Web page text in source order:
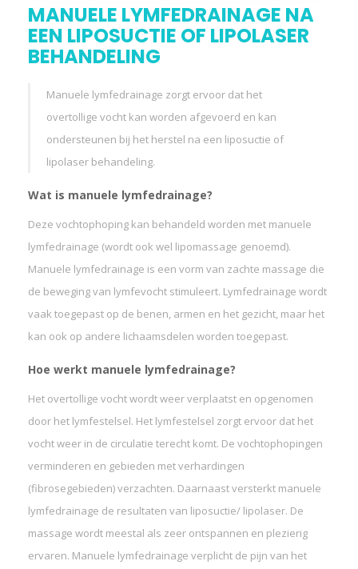
MANUELE LYMFEDRAINAGE NA
EEN LIPOSUCTIE OF LIPOLASER
BEHANDELING
Manuele lymfedrainage zorgt ervoor dat het
overtollige vocht kan worden afgevoerd en kan
ondersteunen bij het herstel na een liposuctie of
lipolaser behandeling.
Wat is manuele lymfedrainage?
Deze vochtophoping kan behandeld worden met manuele
lymfedrainage (wordt ook wel lipomassage genoemd).
Manuele lymfedrainage is een vorm van zachte massage die
de beweging van lymfevocht stimuleert. Lymfedrainage wordt
vaak toegepast op de benen, armen en het gezicht, maar het
kan ook op andere lichaamsdelen worden toegepast.
Hoe werkt manuele lymfedrainage?
Het overtollige vocht wordt weer verplaatst en opgenomen
door het lymfestelsel. Het lymfestelsel zorgt ervoor dat het
vocht weer in de circulatie terecht komt. De vochtophopingen
verminderen en gebieden met verhardingen
(fibrosegebieden) verzachten. Daarnaast versterkt manuele
lymfedrainage de resultaten van liposuctie/ lipolaser. De
massage wordt meestal als zeer ontspannen en plezierig
ervaren. Manuele lymfedrainage verplicht de pijn van het